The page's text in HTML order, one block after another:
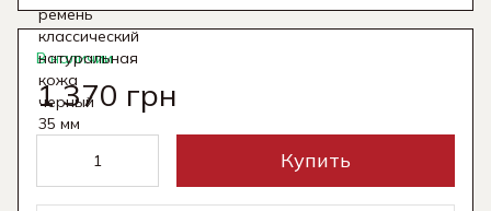
В наличии
1 370 грн
Купить